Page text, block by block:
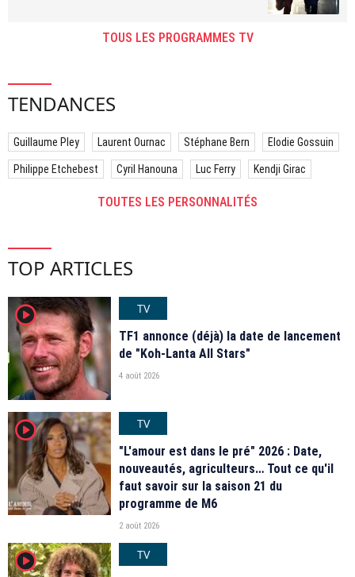
TOUS LES PROGRAMMES TV
TENDANCES
Guillaume Pley Laurent Ournac Stéphane Bern Elodie Gossuin
Philippe Etchebest Cyril Hanouna Luc Ferry Kendji Girac
TOUTES LES PERSONNALITÉS
TOP ARTICLES
player2
TV
TF1 annonce (déjà) la date de lancement
de "Koh-Lanta All Stars"
4 août 2026
player2
TV
"L'amour est dans le pré" 2026 : Date,
nouveautés, agriculteurs… Tout ce qu'il
faut savoir sur la saison 21 du
programme de M6
2 août 2026
player2
TV